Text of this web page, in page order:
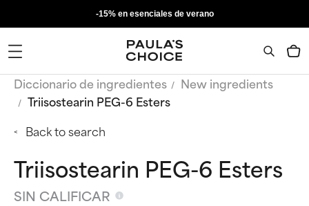
-15% en esenciales de verano
Diccionario de ingredientes
New ingredients
Triisostearin PEG-6 Esters
Back to search
Triisostearin PEG-6 Esters
SIN CALIFICAR